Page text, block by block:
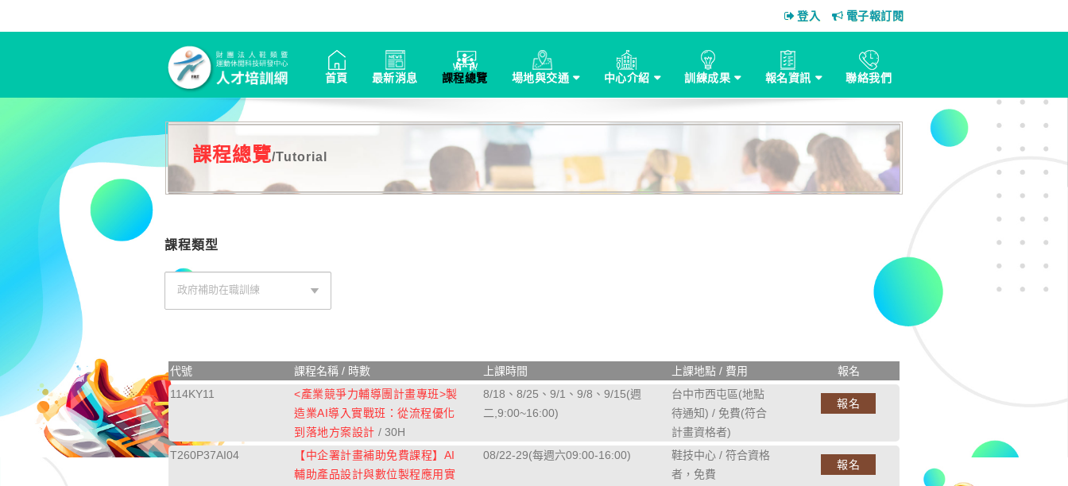
登入 電子報訂閱
首頁 最新消息 課程總覽 場地與交通 中心介紹 訓練成果 報名資訊 聯絡我們
課程總覽/Tutorial
課程類型
政府補助在職訓練
代號 課程名稱 / 時數 上課時間 上課地點 / 費用
報名
114KY11
<產業競爭力輔導團計畫專班>製
造業AI導入實戰班：從流程優化
到落地方案設計 / 30H
8/18、8/25、9/1、9/8、9/15(週
二,9:00~16:00)
台中市西屯區(地點
待通知) / 免費(符合
計畫資格者)
報名
T260P37AI04
【中企署計畫補助免費課程】AI
輔助產品設計與數位製程應用實
08/22-29(每週六09:00-16:00)
鞋技中心 / 符合資格
者，免費
報名